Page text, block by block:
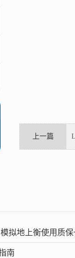
上一篇
拟地上衡使用质
南